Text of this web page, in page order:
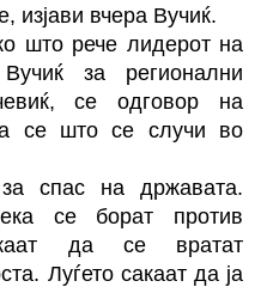
изјави вчера Вучиќ.
што рече лидерот на
за регионални
се одговор на
се што се случи во
спас на државата.
се борат против
да се вратат
Луѓето сакаат да ја